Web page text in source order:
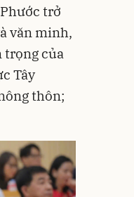
trở
văn minh,
trọng của
Tây
thôn;